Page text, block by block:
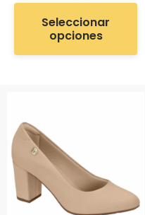
Seleccionar
opciones